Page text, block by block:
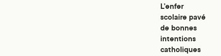
L’enfer
scolaire pavé
de bonnes
intentions
catholiques